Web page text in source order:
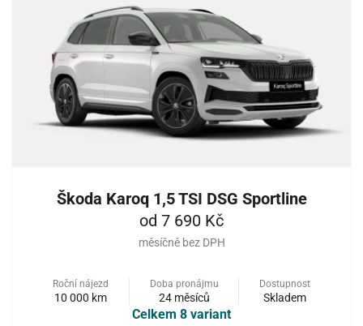
Škoda Karoq 1,5 TSI DSG Sportline
od 7 690 Kč
měsíčně bez DPH
Roční nájezd
10 000 km
Doba pronájmu
24 měsíců
Dostupnost
Skladem
Celkem 8 variant